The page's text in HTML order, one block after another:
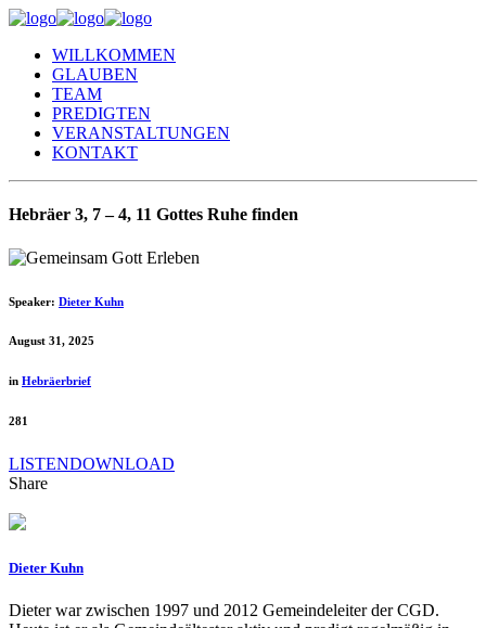
WILLKOMMEN
GLAUBEN
TEAM
PREDIGTEN
VERANSTALTUNGEN
KONTAKT
Hebräer 3, 7 – 4, 11 Gottes Ruhe finden
Speaker: Dieter Kuhn
August 31, 2025
in Hebräerbrief
281
LISTENDOWNLOAD
Share
Dieter Kuhn
Dieter war zwischen 1997 und 2012 Gemeindeleiter der CGD.